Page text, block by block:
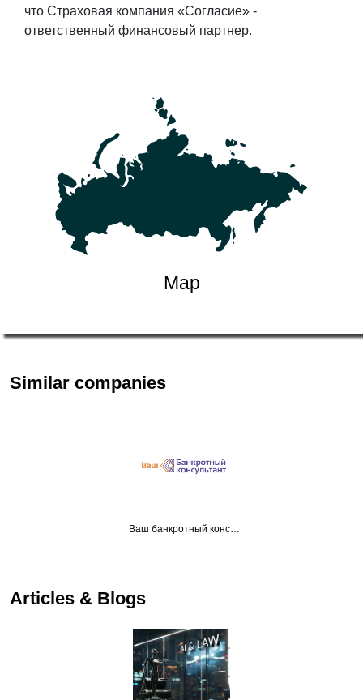
что Страховая компания «Согласие» -
ответственный финансовый партнер.
Map
Similar companies
Ваш банкротный конс…
Articles & Blogs